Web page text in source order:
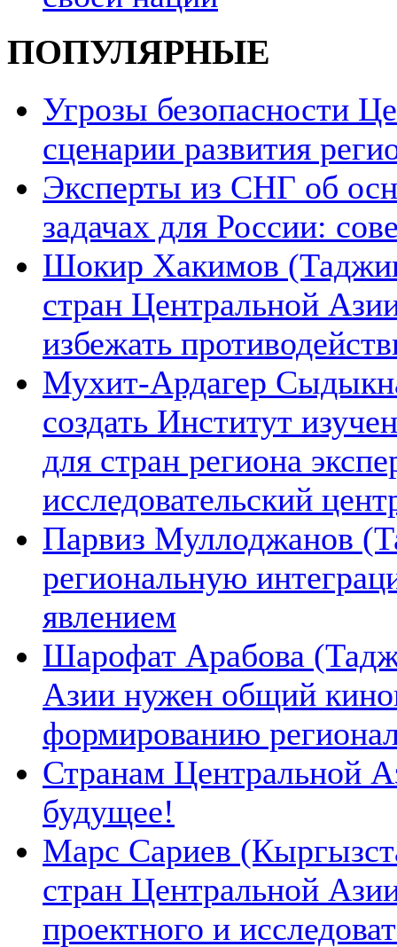
ПОПУЛЯРНЫЕ
Угрозы безопасности
сценарии развития
Эксперты из СНГ об
задачах для России:
Шокир Хакимов
стран Центральной
избежать
Мухит-Ардагер
создать Институт
для стран региона
исследовательский
Парвиз Муллоджанов
региональную
явлением
Шарофат Арабова
Азии нужен общий
формированию
Странам Центральной
будущее!
Марс Сариев
стран Центральной
проектного и